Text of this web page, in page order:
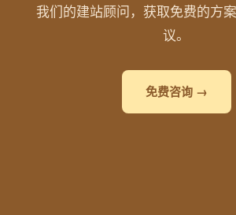
我们的建站顾问，获取免费的方
议。
免费咨询 →